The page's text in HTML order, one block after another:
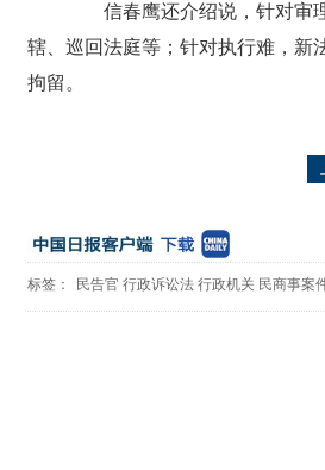
信春鹰还介绍说，针对审理
辖、巡回法庭等；针对执行难，新
拘留。
标签： 民告官 行政诉讼法 行政机关 民商事案